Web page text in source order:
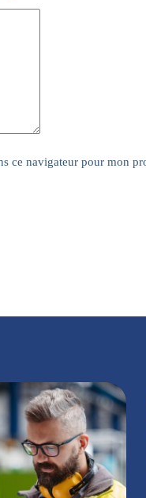
ce navigateur pour mon